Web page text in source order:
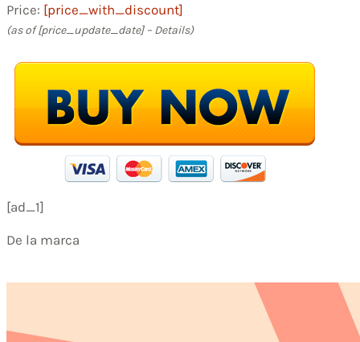
Price: [price_with_discount]
(as of [price_update_date] – Details)
[ad_1]
De la marca